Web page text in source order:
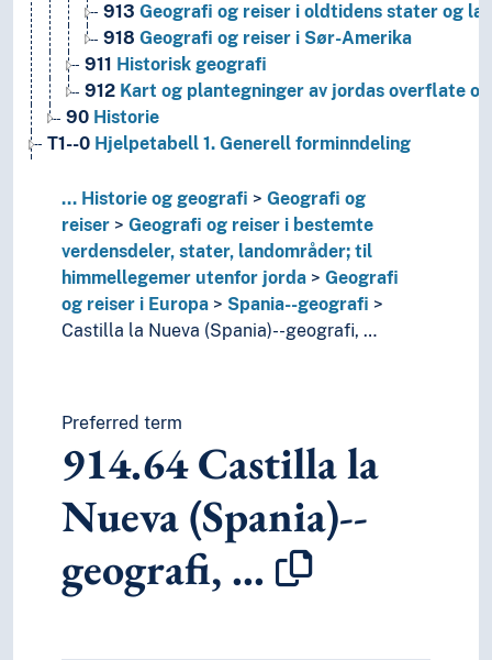
913 Geografi og reiser i oldtidens stater og
918 Geografi og reiser i Sør-Amerika
911 Historisk geografi
912 Kart og plantegninger av jordas overflate
90 Historie
T1--0 Hjelpetabell 1. Generell forminndeling
T3--0Hjelpetabell 3. Underinndeling av kunst, av
T3A--0Hjelpetabell 3A. Underinndeling av verker
T3B--0Hjelpetabell 3B. Underinndeling av verker
T3C--0Hjelpetabell 3C. Tilleggsnumre for kunst og
T4--0Hjelpetabell 4. Underinndeling av de enkelte
T5--0Hjelpetabell 5. Etniske og nasjonale grupper
Litteratur
Naturvitenskap
Religion
Samfunnsvitenskap
Teknologi
... Historie og geografi
Geografi og
reiser
Geografi og reiser i bestemte
verdensdeler, stater, landområder; til
himmellegemer utenfor jorda
Geografi
og reiser i Europa
Spania--geografi
Castilla la Nueva (Spania)--geografi, …
Preferred term
914.64Castilla la
Nueva (Spania)--
geografi, …